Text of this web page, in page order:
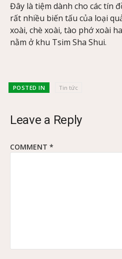
Đây là tiệm dành cho các tín
rất nhiều biến tấu của loại
xoài, chè xoài, tào phớ xoài
nằm ở khu Tsim Sha Shui.
POSTED IN Tin tức
Leave a Reply
COMMENT *